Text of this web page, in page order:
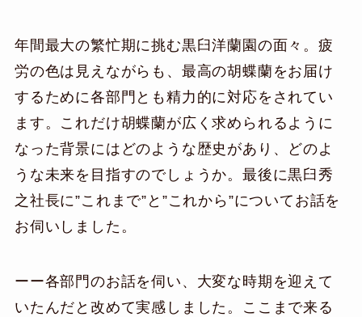
年間最大の繁忙期に挑む黒臼洋蘭園の面々。疲
労の色は見えながらも、最高の胡蝶蘭をお届け
するために各部門とも精力的に対応をされてい
ます。これだけ胡蝶蘭が広く求められるように
なった背景にはどのような歴史があり、どのよ
うな未来を目指すのでしょうか。最後に黒臼秀
之社長に”これまで”と”これから”についてお話を
お伺いしました。
ーー各部門のお話を伺い、大変な時期を迎えて
いたんだと改めて実感しました。ここまで来る